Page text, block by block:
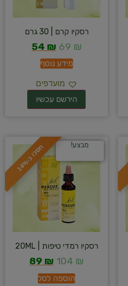
רסקיו קרם | 30 גרם
69 ₪
54 ₪
מידע נוסף
מועדפים
ח
ס
כ
ו
כ
-
1
4
% מבצע!
רסקיו רמדי טיפות | 20ML
104 ₪
89 ₪
הוספה לסל